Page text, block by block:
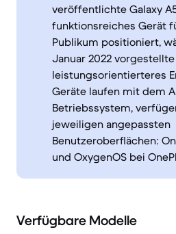
veröffentlichte Galaxy
funktionsreiches Gerät
Publikum positioniert,
Januar 2022
leistungsorientierteres
Geräte laufen mit dem
Betriebssystem,
jeweiligen angepassten
Benutzeroberflächen:
und OxygenOS bei
Verfügbare Modelle